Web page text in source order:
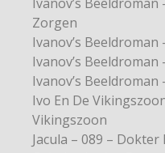
Zorgen
Ivanov’s Beeldroman
Ivanov’s
Ivanov’s Beeldroman
Ivo En De
Vikingszoon
Jacula – 089 –